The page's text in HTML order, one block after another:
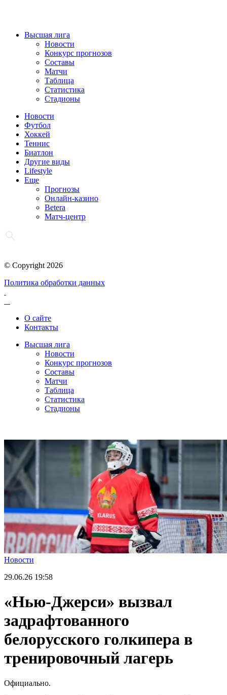
Высшая лига
Новости
Конкурс прогнозов
Составы
Матчи
Таблица
Статистика
Стадионы
Новости
Футбол
Хоккей
Теннис
Биатлон
Другие виды
Lifestyle
Еще
Прогнозы
Онлайн-казино
Betera
Матч-центр
© Copyright 2026
Политика обработки данных
О сайте
Контакты
Высшая лига
Новости
Конкурс прогнозов
Составы
Матчи
Таблица
Статистика
Стадионы
Новости
29.06.26 19:58
«Нью-Джерси» вызвал
задрафтованного
белорусского голкипера в
тренировочный лагерь
Официально.